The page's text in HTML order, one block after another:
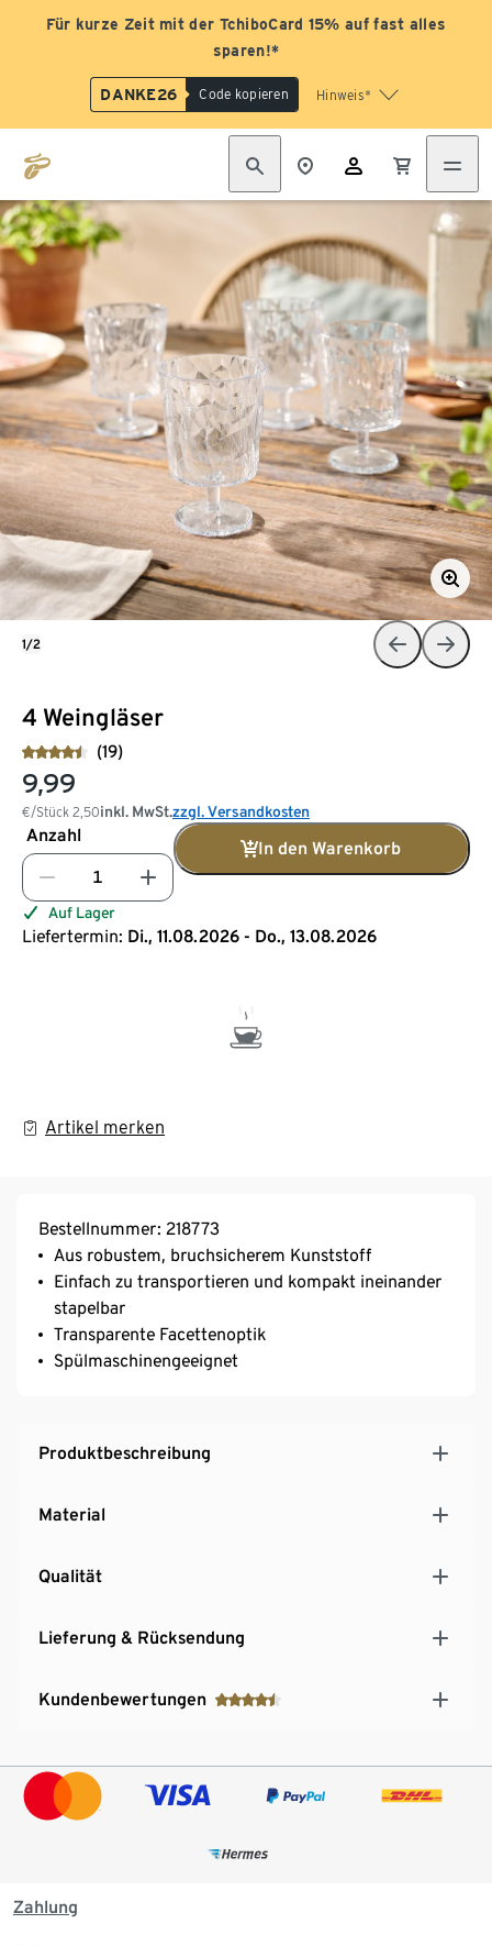
Für kurze Zeit mit der TchiboCard 15% auf fast alles
sparen!*
DANKE26 Code kopieren Hinweis*
4 Weingläser
(19)
9,99
€/Stück 2,50inkl. MwSt.zzgl. Versandkosten
Anzahl
In den Warenkorb
Auf Lager
Liefertermin: Di., 11.08.2026 - Do., 13.08.2026
Artikel merken
1/2
Bestellnummer: 218773
Aus robustem, bruchsicherem Kunststoff
Einfach zu transportieren und kompakt ineinander
stapelbar
Transparente Facettenoptik
Spülmaschinengeeignet
Produktbeschreibung
Material
Qualität
Lieferung & Rücksendung
Kundenbewertungen
Zahlung